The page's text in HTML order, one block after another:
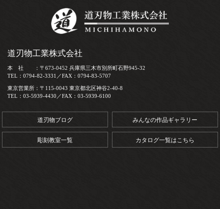
道刃物工業株式会社
本 社 ：〒673-0452 兵庫県三木市別所町石野945-32
TEL：0794-82-3331／FAX：0794-83-5707
東京営業所：〒115-0043 東京都北区神谷2-40-8
TEL：03-5939-4430／FAX：03-5939-6100
道刃物ブログ みんなの作品ギャラリー
彫刻教室一覧 カタログ一覧はこちら